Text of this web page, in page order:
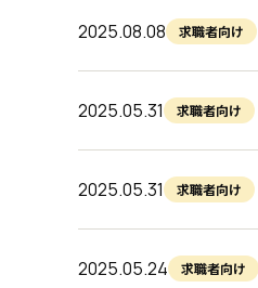
2025.08.08 求職者向け
2025.05.31 求職者向け
2025.05.31 求職者向け
2025.05.24 求職者向け